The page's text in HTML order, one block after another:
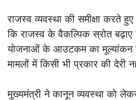
राजस्व व्यवस्था की समीक्षा करते हुए
कि राजस्व के वैकल्पिक स्रोत बढ़ाए
योजनाओं के आउटकम का मूल्यांकन
मामलों में किसी भी प्रकार की देरी
मुख्यमंत्री ने कानून व्यवस्था को